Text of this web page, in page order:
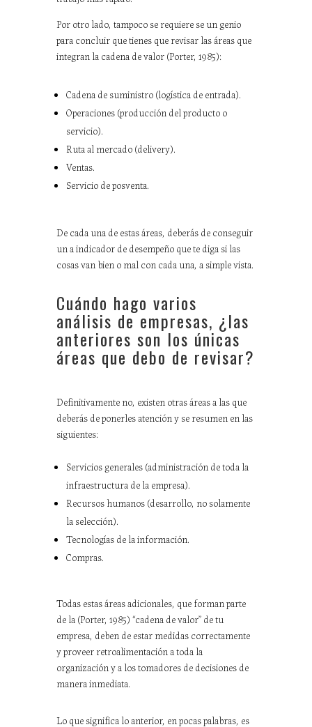
Por otro lado, tampoco se requiere se un genio
para concluir que tienes que revisar las áreas que
integran la cadena de valor (Porter, 1985):
Cadena de suministro (logística de entrada).
Operaciones (producción del producto o
servicio).
Ruta al mercado (delivery).
Ventas.
Servicio de posventa.
De cada una de estas áreas, deberás de conseguir
un a indicador de desempeño que te diga si las
cosas van bien o mal con cada una, a simple vista.
Cuándo hago varios
análisis de empresas, ¿las
anteriores son los únicas
áreas que debo de revisar?
Definitivamente no, existen otras áreas a las que
deberás de ponerles atención y se resumen en las
siguientes:
Servicios generales (administración de toda la
infraestructura de la empresa).
Recursos humanos (desarrollo, no solamente
la selección).
Tecnologías de la información.
Compras.
Todas estas áreas adicionales, que forman parte
de la (Porter, 1985) “cadena de valor” de tu
empresa, deben de estar medidas correctamente
y proveer retroalimentación a toda la
organización y a los tomadores de decisiones de
manera inmediata.
Lo que significa lo anterior, en pocas palabras, es